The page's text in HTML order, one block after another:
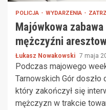
POLICJA WYDARZENIA
Majówkowa
mężczyźni
Łukasz Nowakowski 7 maja
Podczas majowego
Tarnowskich Gór
który zakończył się
mężczyzn w trakcie